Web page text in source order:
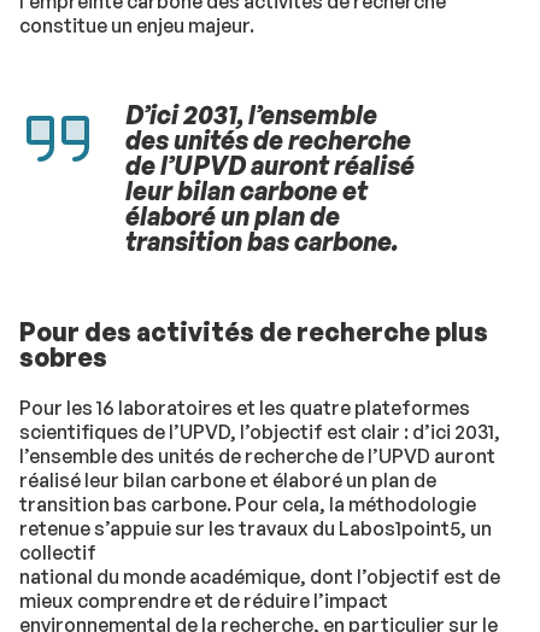
constitue un enjeu majeur.
D’ici 2031, l’ensemble
des unités de recherche
de l’UPVD auront réalisé
leur bilan carbone et
élaboré un plan de
transition bas carbone.
Pour des activités de recherche plus
sobres
Pour les 16 laboratoires et les quatre plateformes
scientifiques de l’UPVD, l’objectif est clair : d’ici 2031,
l’ensemble des unités de recherche de l’UPVD auront
réalisé leur bilan carbone et élaboré un plan de
transition bas carbone. Pour cela, la méthodologie
retenue s’appuie sur les travaux du Labos1point5, un
collectif
national du monde académique, dont l’objectif est de
mieux comprendre et de réduire l’impact
environnemental de la recherche, en particulier sur le